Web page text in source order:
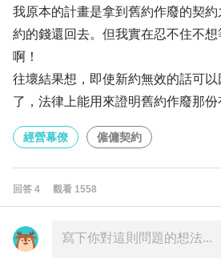
我原本的計畫是拿到舊約作廢的契
約的錢還回去。但我實在忍不住不
啊！
往壞結果想，即使新約無效的話可
了，法律上能用來證明舊約作廢那份
經營幕僚 僱傭契約
回答 4 觀看 1558